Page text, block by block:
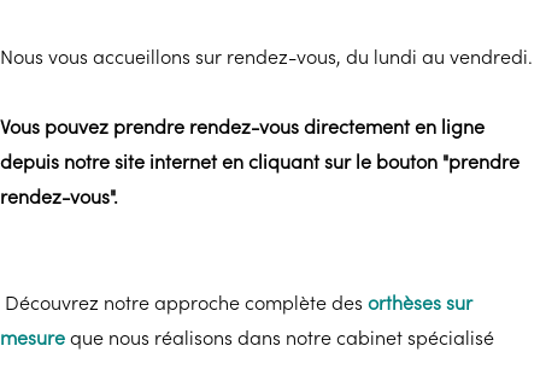
Nous vous accueillons sur rendez-vous, du lundi au vendredi.
Vous pouvez prendre rendez-vous directement en ligne
depuis notre site internet en cliquant sur le bouton "prendre
rendez-vous".
Découvrez notre approche complète des orthèses sur
mesureque nous réalisons dans notre cabinet spécialisé